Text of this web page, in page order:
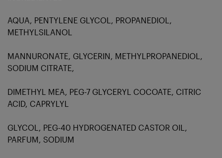
AQUA, PENTYLENE GLYCOL, PROPANEDIOL,
METHYLSILANOL
MANNURONATE, GLYCERIN, METHYLPROPANEDIOL,
SODIUM CITRATE,
DIMETHYL MEA, PEG-7 GLYCERYL COCOATE, CITRIC
ACID, CAPRYLYL
GLYCOL, PEG-40 HYDROGENATED CASTOR OIL,
PARFUM, SODIUM